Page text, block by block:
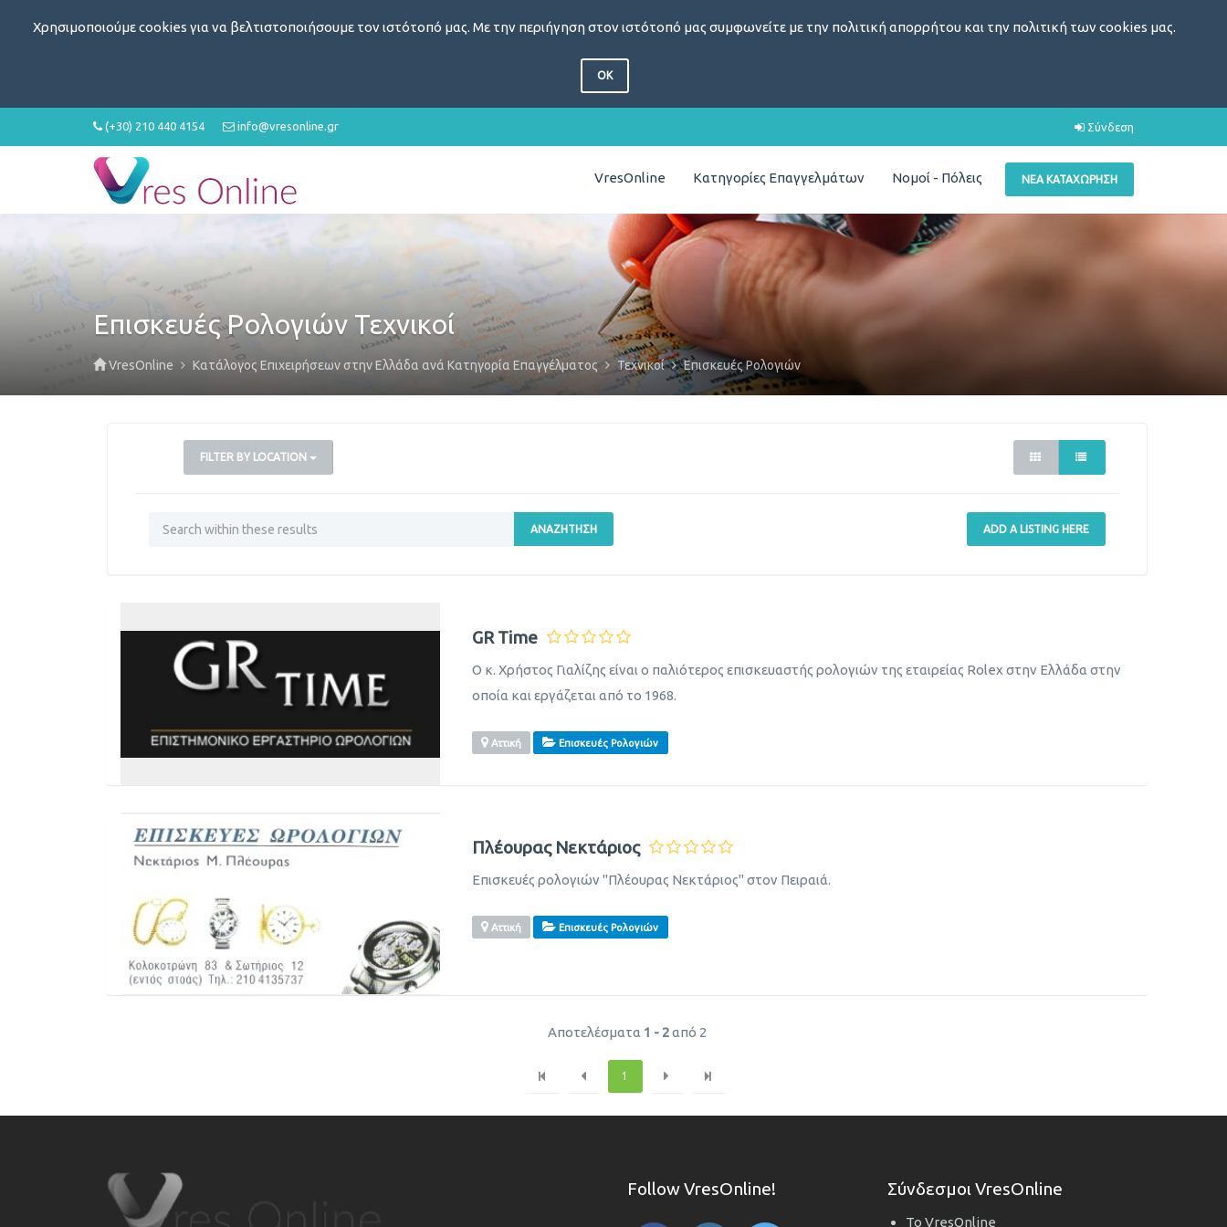
Χρησιμοποιούμε cookies για να βελτιστοποιήσουμε τον ιστότοπό μας. Με την περιήγηση στον ιστότοπό μας συμφωνείτε με την πολιτική απορρήτου και την πολιτική των cookies μας.
OK
Σύνδεση
(+30) 210 440 4154 info@vresonline.gr
ΝΈΑ ΚΑΤΑΧΏΡΗΣΗ
VresOnline Κατηγορίες Επαγγελμάτων Νομοί - Πόλεις
Επισκευές Ρολογιών Τεχνικοί
VresOnline Κατάλογος Επιχειρήσεων στην Ελλάδα ανά Κατηγορία Επαγγέλματος Τεχνικοί Επισκευές Ρολογιών
FILTER BY LOCATION
ΑΝΑΖΉΤΗΣΗ ADD A LISTING HERE
GR Time
Ο κ. Χρήστος Γιαλίζης είναι ο παλιότερος επισκευαστής ρολογιών της εταιρείας Rolex στην Ελλάδα στην
οποία και εργάζεται από το 1968.
Αττική Επισκευές Ρολογιών
Πλέουρας Νεκτάριος
Επισκευές ρολογιών "Πλέουρας Νεκτάριος" στον Πειραιά.
Αττική Επισκευές Ρολογιών
Αποτελέσματα 1 - 2από 2
1
Follow VresOnline! Σύνδεσμοι VresOnline
Το VresOnline